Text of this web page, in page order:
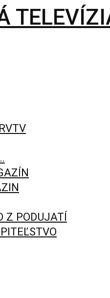
Z PODUJATÍ